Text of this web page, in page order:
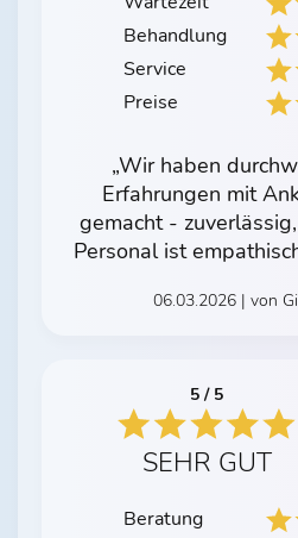
Behandlung
Service
Preise
„Wir haben
Erfahrungen mit
gemacht -
Personal ist
06.03.2026 | von
5 / 5
SEHR GUT
Beratung